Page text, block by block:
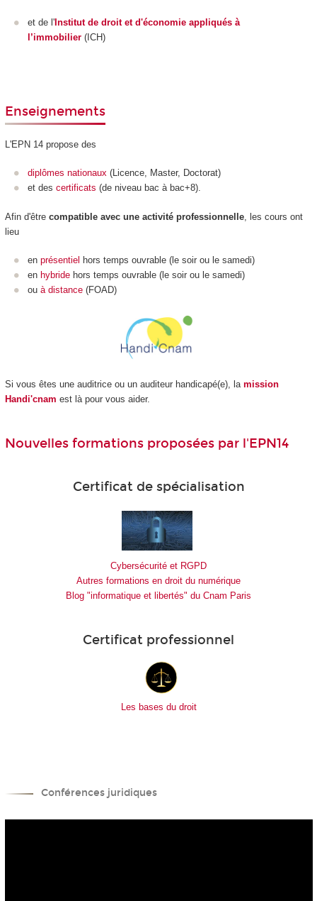
et de l' Institut de droit et d'économie appliqués à
l’immobilier (ICH)
Enseignements
L'EPN 14 propose des
diplômes nationaux (Licence, Master, Doctorat)
et des certificats (de niveau bac à bac+8).
Afin d'être compatible avec une activité professionnelle, les cours ont
lieu
en présentiel hors temps ouvrable (le soir ou le samedi)
en hybride hors temps ouvrable (le soir ou le samedi)
ou à distance (FOAD)
Si vous êtes une auditrice ou un auditeur handicapé(e), la mission
Handi'cnam est là pour vous aider.
Nouvelles formations proposées par l'EPN14
Certificat de spécialisation
Cybersécurité et RGPD
Autres formations en droit du numérique
Blog "informatique et libertés" du Cnam Paris
Certificat professionnel
Les bases du droit
Conférences juridiques